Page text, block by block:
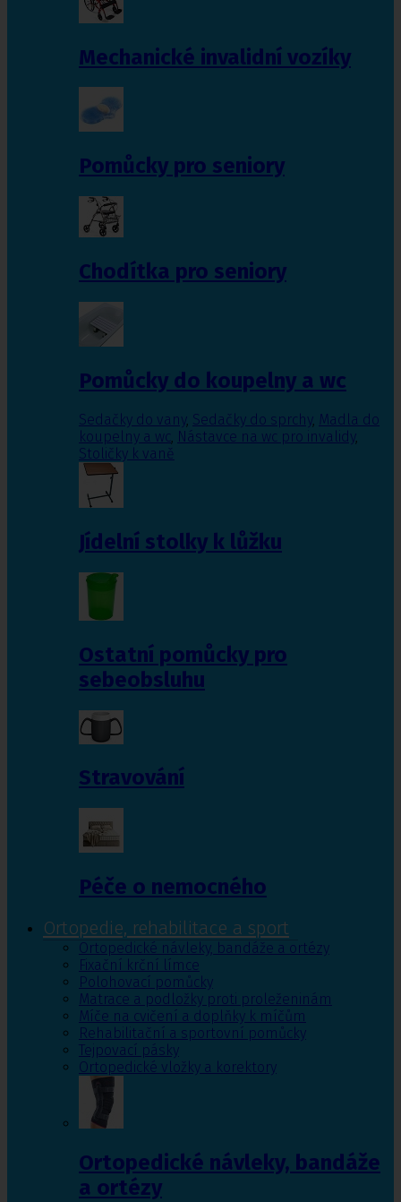
Mechanické invalidní vozíky
Pomůcky pro seniory
Chodítka pro seniory
Pomůcky do koupelny a wc
Sedačky do vany, Sedačky do sprchy, Madla do
koupelny a wc, Nástavce na wc pro invalidy,
Stoličky k vaně
Jídelní stolky k lůžku
Ostatní pomůcky pro
sebeobsluhu
Stravování
Péče o nemocného
Ortopedie, rehabilitace a sport
Ortopedické návleky, bandáže a ortézy
Fixační krční límce
Polohovací pomůcky
Matrace a podložky proti proleženinám
Míče na cvičení a doplňky k míčům
Rehabilitační a sportovní pomůcky
Tejpovací pásky
Ortopedické vložky a korektory
Ortopedické návleky, bandáže
a ortézy